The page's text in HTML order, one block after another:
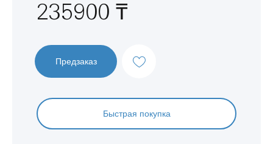
235900 ₸
Предзаказ
Быстрая покупка